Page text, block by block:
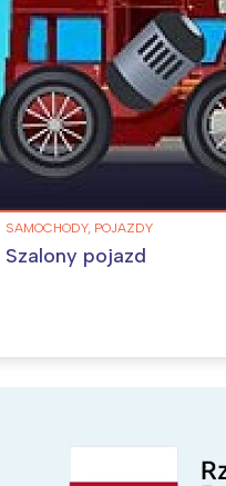
SAMOCHODY, POJAZDY
Szalony pojazd